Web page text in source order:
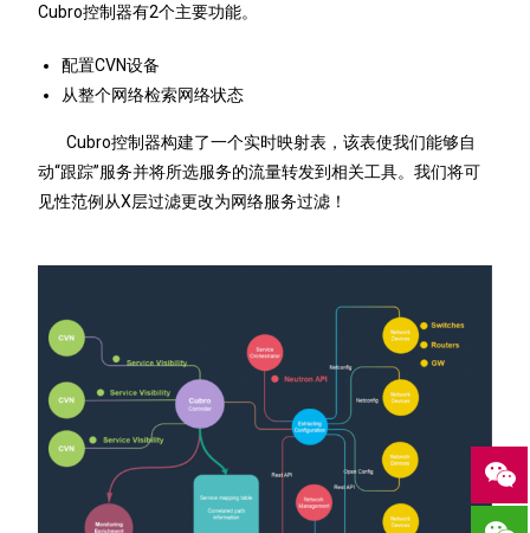
Cubro控制器有2个主要功能。
配置CVN设备
从整个网络检索网络状态
Cubro控制器构建了一个实时映射表，该表使我们能够自
动“跟踪”服务并将所选服务的流量转发到相关工具。我们将可
见性范例从X层过滤更改为网络服务过滤！